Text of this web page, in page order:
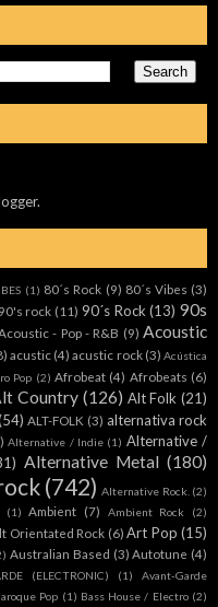
.
(1) 80´s Rock (9) 80´s Vibes (3)
90's rock (11) 90´s Rock (13) 90s
- Pop - R&B (9) Acoustic
acustic (4) acustic rock (3) Acústica
Pop (2) Afrobeat (4) Afrobeats (6)
Country (126) Alt Folk (21)
ALT-FOLK (3) alternativa rock
Alternative / Indie (1) Alternative /
Alternative Metal (180)
(742) Alternative Rock. (2)
(1) Ambient (7) Ambient Rock (2)
Orientated Rock (6) Art Pop (15)
Australian Based (3) Autotune (4)
(ELECTRONIC) (1)
Avant-Garde
Pop (1) Bass House / Electro (2)